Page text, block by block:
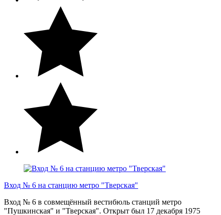
Вход № 6 на станцию метро "Тверская"
Вход № 6 в совмещённый вестибюль станций метро
"Пушкинская" и "Тверская". Открыт был 17 декабря 1975